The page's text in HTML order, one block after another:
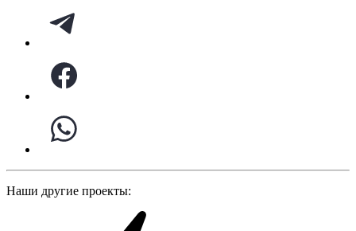
Наши другие проекты: